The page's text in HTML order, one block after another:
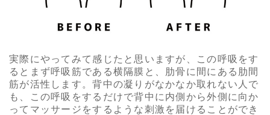
実際にやってみて感じたと思いますが、この呼吸をす
るとまず呼吸筋である横隔膜と、肋骨に間にある肋間
筋が活性します。背中の凝りがなかなか取れない人で
も、この呼吸をするだけで背中に内側から外側に向か
ってマッサージをするような刺激を届けることができ